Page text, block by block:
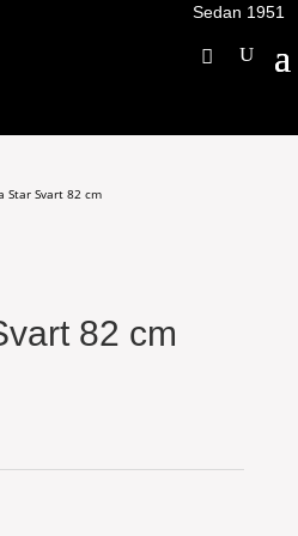
Sedan 1951
Star Svart 82 cm
82 cm